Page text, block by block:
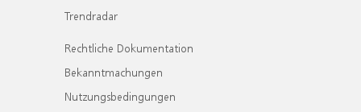
Trendradar
Rechtliche Dokumentation
Bekanntmachungen
Nutzungsbedingungen